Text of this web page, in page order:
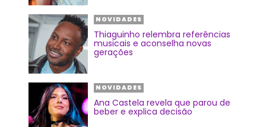
NOVIDADES
Thiaguinho relembra referências
musicais e aconselha novas
gerações
NOVIDADES
Ana Castela revela que parou de
beber e explica decisão